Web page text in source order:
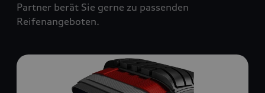
Partner berät Sie gerne zu passenden
Reifenangeboten.